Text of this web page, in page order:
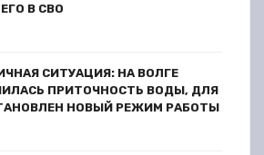
В СВО
СИТУАЦИЯ: НА ВОЛГЕ
ПРИТОЧНОСТЬ ВОДЫ, ДЛЯ
НОВЫЙ РЕЖИМ РАБОТЫ